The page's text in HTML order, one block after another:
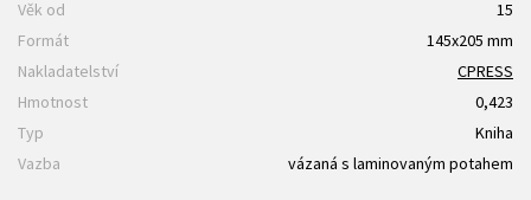
Věk od
15
Formát
145x205 mm
Nakladatelství
CPRESS
Hmotnost
0,423
Typ
Kniha
Vazba
vázaná s laminovaným potahem